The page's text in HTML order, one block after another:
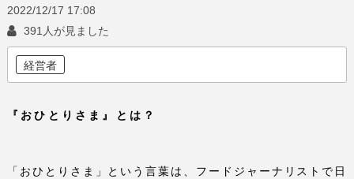
2022/12/17 17:08
391人が見ました
経営者
『おひとりさま』とは？
「おひとりさま」という言葉は、フードジャーナリストで日